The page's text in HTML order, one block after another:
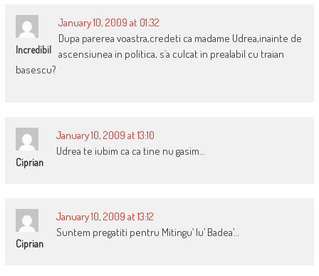
Incredibil
January 10, 2009 at 01:32
Dupa parerea voastra,credeti ca madame Udrea,inainte de
ascensiunea in politica, s`a culcat in prealabil cu traian
basescu?
Ciprian
January 10, 2009 at 13:10
Udrea te iubim ca ca tine nu gasim…
Ciprian
January 10, 2009 at 13:12
Suntem pregatiti pentru Mitingu’ lu’ Badea’…